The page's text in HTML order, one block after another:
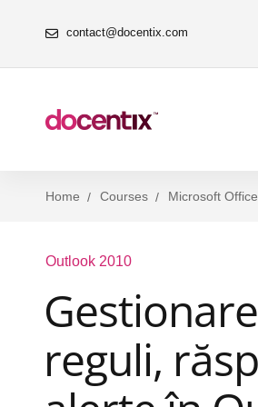
contact@docentix.com
Home Courses Microsoft Office
Outlook 2010
reguli,